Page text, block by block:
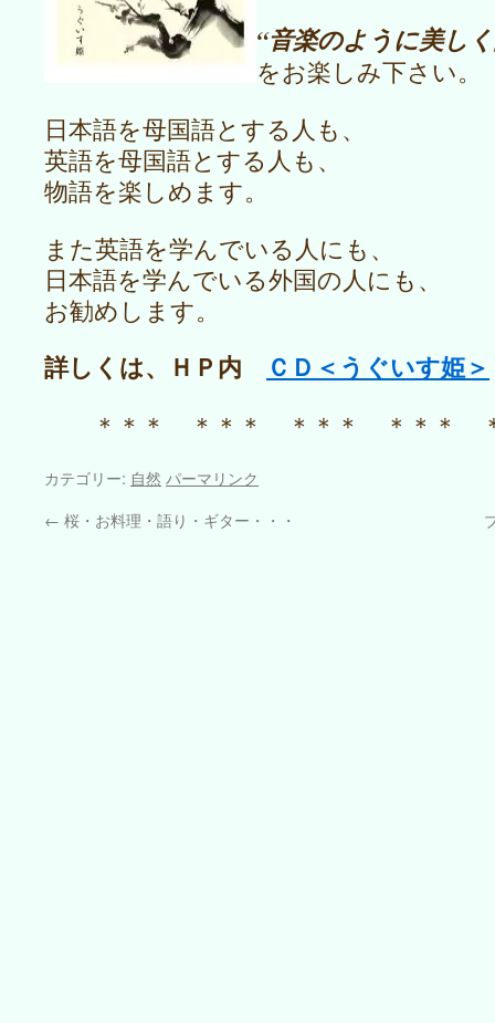
“音楽のように美し
をお楽しみ下さい。
日本語を母国語とする人も、
英語を母国語とする人も、
物語を楽しめます。
また英語を学んでいる人にも、
日本語を学んでいる外国の人にも、
お勧めします。
詳しくは、ＨＰ内 ＣＤ＜うぐいす姫＞
＊＊＊ ＊＊＊ ＊＊＊ ＊＊＊
カテゴリー: 自然 パーマリンク
← 桜・お料理・語り・ギター・・・